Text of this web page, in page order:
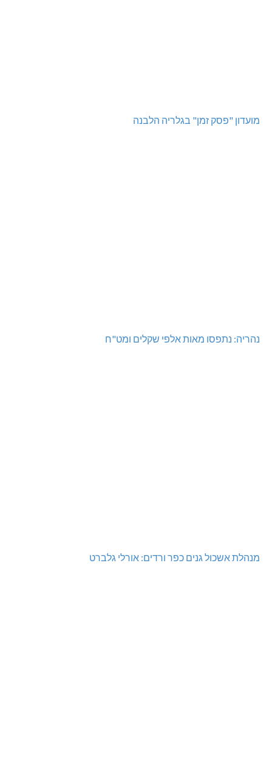
מועדון "פסק זמן" בגלריה הלבנה
נהריה: נתפסו מאות אלפי שקלים ומט"ח
מנהלת אשכול גנים כפר ורדים: אורלי גלברט